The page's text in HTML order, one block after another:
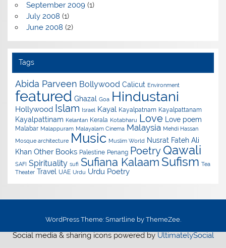
September 2009(1)
July 2008 (1)
June 2008 (2)
Tags
Abida Parveen Bollywood Calicut Environment
featured Ghazal Goa Hindustani
Hollywood Islam Israel Kayal Kayalpatnam Kayalpattanam
Kayalpattinam Kelantan Kerala Kotabharu Love Love poem
Malabar Malappuram Malayalam Cinema Malaysia Mehdi Hassan
Mosque architecture Music Muslim World Nusrat Fateh Ali
Khan Other Books Palestine Penang Poetry Qawali
SAFI Spirituality sufi Sufiana Kalaam Sufism Tea
Theater Travel UAE Urdu Urdu Poetry
WordPress Theme: Smartline by ThemeZee.
Social media & sharing icons powered by UltimatelySocial